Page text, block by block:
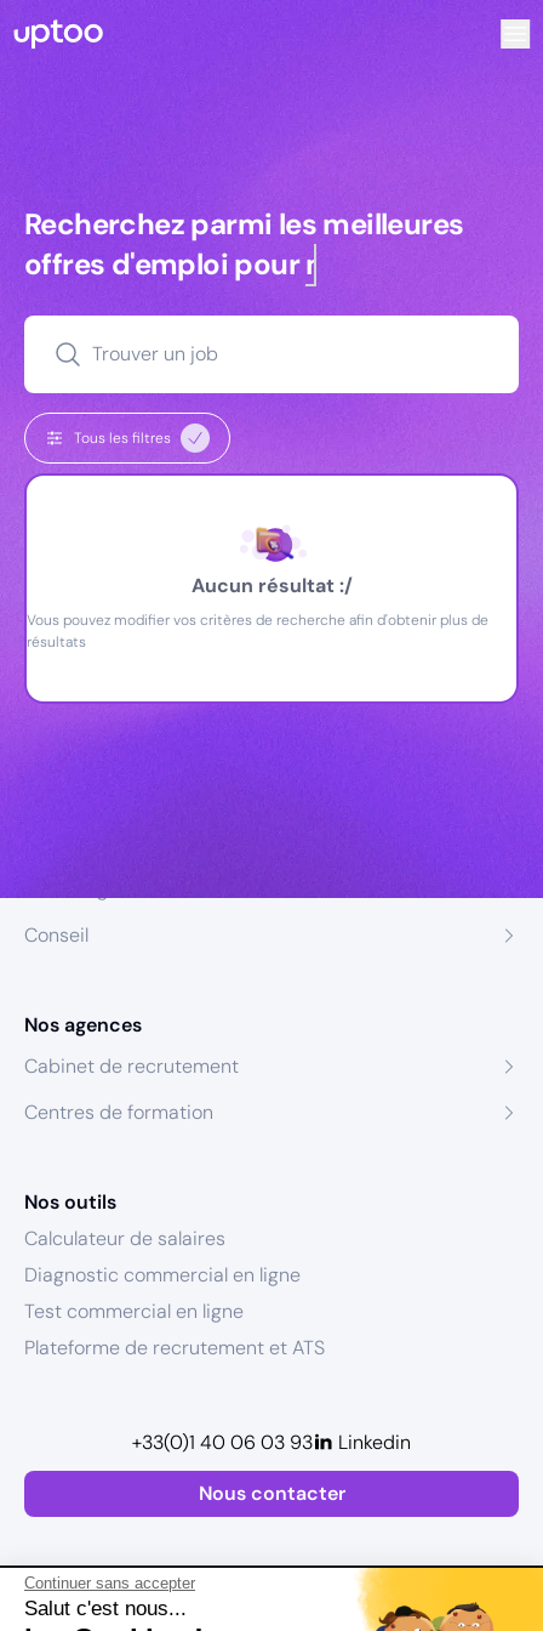
Continuer sans accepter
Salut c'est nous...
Recherchez parmi les meilleures
Recherchez parmi les meilleures
offres d'emploi pourmanagers
Trouver un job
Tous les filtres
Aucun résultat :/
Vous pouvez modifier vos critères de recherche afin d'obtenir plus de
résultats
Conseil
Nos agences
Cabinet de recrutement
Centres de formation
Nos outils
Calculateur de salaires
Diagnostic commercial en ligne
Test commercial en ligne
Plateforme de recrutement et ATS
Nous contacter
+33(0)1 40 06 03 93 Linkedin